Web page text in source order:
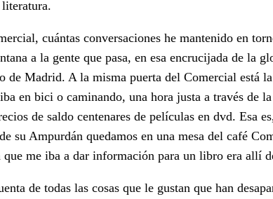
cuántas conversaciones he mantenido en
a la gente que pasa, en esa encrucijada de la
Madrid. A la misma puerta del Comercial está
en bici o caminando, una hora justa a través de
de saldo centenares de películas en dvd. Esa
su Ampurdán quedamos en una mesa del café
me iba a dar información para un libro era allí
de todas las cosas que le gustan que han